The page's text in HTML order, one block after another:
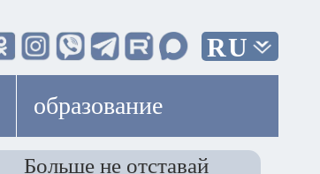
RU
образование
Больше не отставай